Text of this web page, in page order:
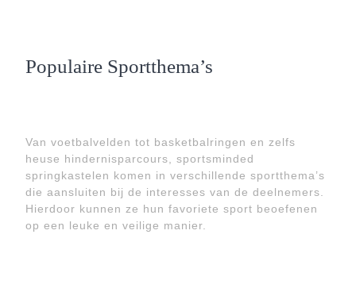
Populaire Sportthema’s
Van voetbalvelden tot basketbalringen en zelfs
heuse hindernisparcours, sportsminded
springkastelen komen in verschillende sportthema’s
die aansluiten bij de interesses van de deelnemers.
Hierdoor kunnen ze hun favoriete sport beoefenen
op een leuke en veilige manier.